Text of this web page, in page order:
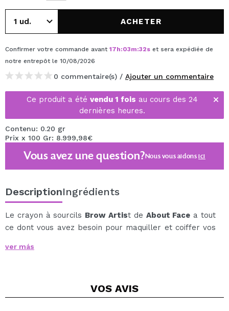
ACHETER
Confirmer votre commande avant 17h:03m:32s et sera expédiée de
notre entrepôt le 10/08/2026
0 commentaire(s) / Ajouter un commentaire
Ce produit a été vendu 1 fois au cours des 24
dernières heures.
Contenu: 0.20 gr
Prix x 100 Gr: 8.999,98€
Vous avez une question?Nous vous aidonsici
DescriptionIngrédients
Le crayon à sourcils Brow Artist de About Face a tout
ce dont vous avez besoin pour maquiller et coiffer vos
Samine angulaire
ver más
VOS AVIS